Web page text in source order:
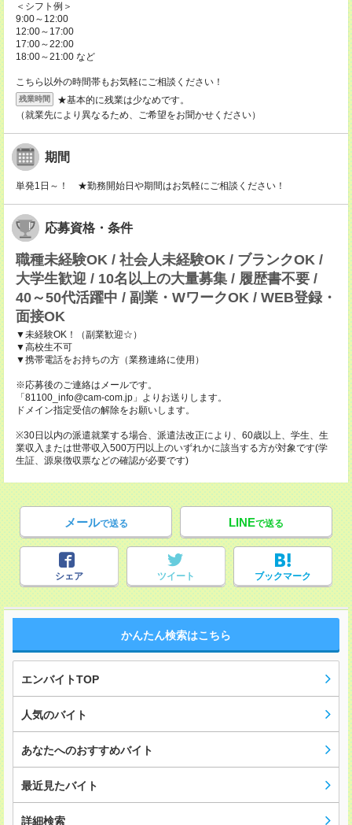
＜シフト例＞
9:00～12:00
12:00～17:00
17:00～22:00
18:00～21:00 など
こちら以外の時間帯もお気軽にご相談ください！
残業時間
★基本的に残業は少なめです。
（就業先により異なるため、ご希望をお聞かせください）
期間
単発1日～！ ★勤務開始日や期間はお気軽にご相談ください！
応募資格・条件
職種未経験OK / 社会人未経験OK / ブランクOK /
大学生歓迎 / 10名以上の大量募集 / 履歴書不要 /
40～50代活躍中 / 副業・WワークOK / WEB登録・
面接OK
▼未経験OK！（副業歓迎☆）
▼高校生不可
▼携帯電話をお持ちの方（業務連絡に使用）
※応募後のご連絡はメールです。
「81100_info@cam-com.jp」よりお送りします。
ドメイン指定受信の解除をお願いします。
※30日以内の派遣就業する場合、派遣法改正により、60歳以上、学生、生
業収入または世帯収入500万円以上のいずれかに該当する方が対象です(学
生証、源泉徴収票などの確認が必要です)
メールで送る LINEで送る
シェア ツイート ブックマーク
かんたん検索はこちら
エンバイトTOP
人気のバイト
あなたへのおすすめバイト
最近見たバイト
詳細検索